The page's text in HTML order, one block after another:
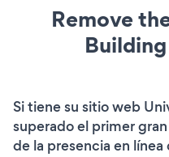
Remove
Si tiene su sitio web
superado el primer
de la presencia en